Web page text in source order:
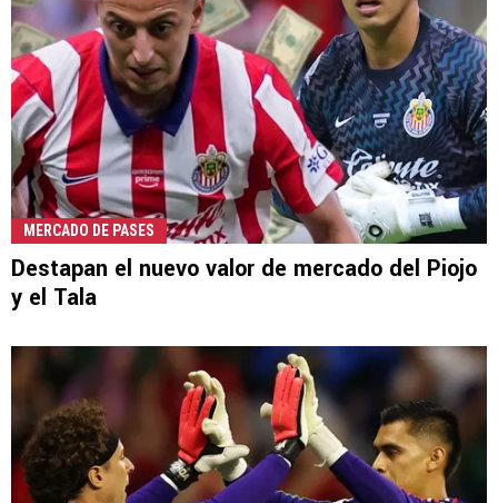
MERCADO DE PASES
Destapan el nuevo valor de mercado del Piojo
y el Tala